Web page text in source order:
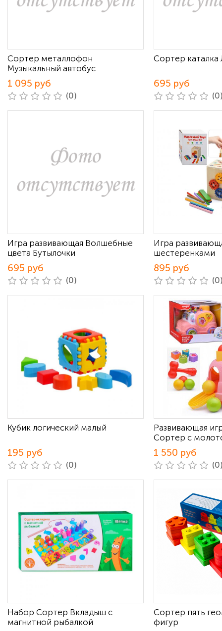
Сортер металлофон
Музыкальный автобус
1 095 руб
(0)
Сортер каталка
695 руб
Игра развивающая Волшебные
цвета Бутылочки
695 руб
(0)
Игра
шестеренками
895 руб
Кубик логический малый
195 руб
(0)
Развивающая
Сортер с
1 550 руб
Набор Сортер Вкладыш с
магнитной рыбалкой
Сортер пять
фигур